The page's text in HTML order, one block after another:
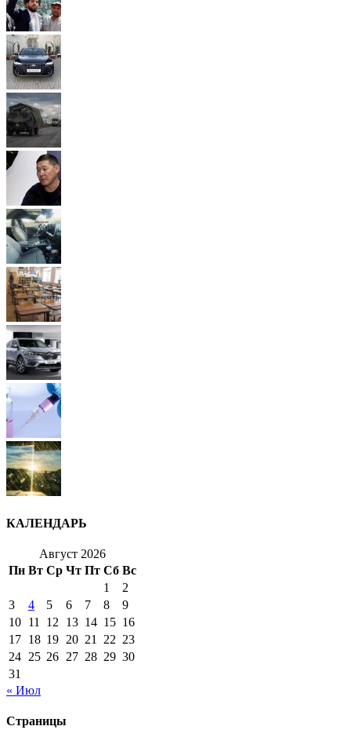
КАЛЕНДАРЬ
Август 2026
Пн Вт Ср Чт Пт Сб Вс
1
2
3
4 5 6 7 8
9
10 11 12 13 14 15 16
17 18 19 20 21 22 23
24 25 26 27 28 29 30
31
« Июл
Страницы